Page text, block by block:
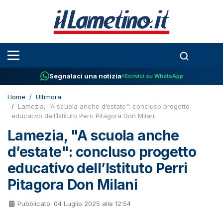
Segnalaci una notizia Scrivici su WhatsApp
Home
Ultimora
Lamezia, "A scuola anche d’estate": concluso progetto
educativo dell’Istituto Perri Pitagora Don Milani
Lamezia, "A scuola anche
d’estate": concluso progetto
educativo dell’Istituto Perri
Pitagora Don Milani
Pubblicato: 04 Luglio 2025 alle 12:54